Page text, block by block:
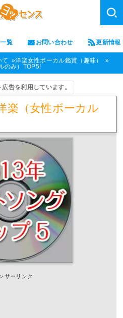
覧 お問い合わせ 更新情報
て
洋楽女性ボーカル鑑賞（趣味）
のみ）TOP5!
告を利用しています。
楽（女性ボーカル
サーリンク